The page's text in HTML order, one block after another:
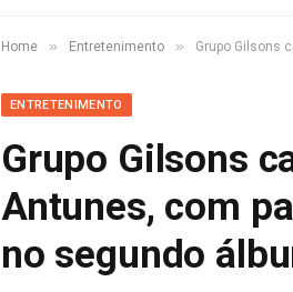
Home » Entretenimento » Grupo Gilsons
ENTRETENIMENTO
Grupo Gilsons
Antunes, com
no segundo